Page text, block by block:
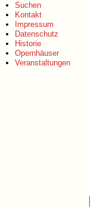
Suchen
Kontakt
Impressum
Datenschutz
Historie
Opernhäuser
Veranstaltungen